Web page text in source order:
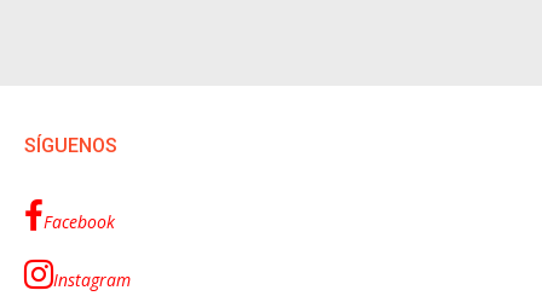
SÍGUENOS
Facebook
Instagram